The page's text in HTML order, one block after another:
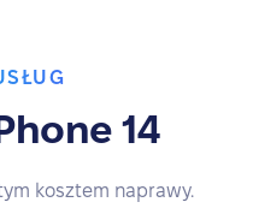
14
kosztem naprawy.